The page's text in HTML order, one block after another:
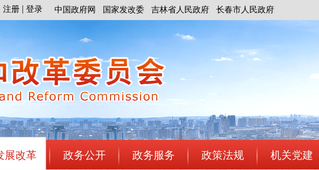
中国政府网 国家发改委 吉林省人民政府 长春市人民政府
注册 登录
展改革 政务公开 政务服务 政策法规 机关党建